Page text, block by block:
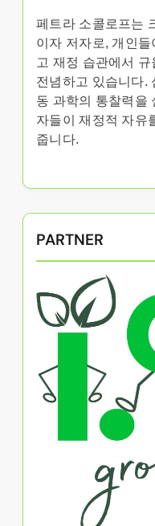
페트라 소콜로프는
이자 저자로, 개인
고 재정 습관에서 규
전념하고 있습니다.
동 과학의 통찰력을
자들이 재정적 자유
줍니다.
PARTNER